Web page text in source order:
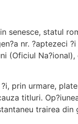
senesce, statul
nr. ?aptezeci
(Oficiul
prin urmare,
titluri.
trairea din